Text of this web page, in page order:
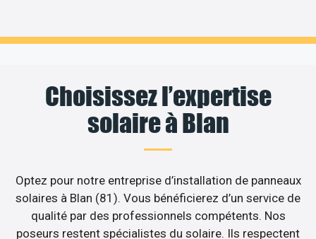
Choisissez l’expertise
solaire à Blan
Optez pour notre entreprise d’installation de panneaux
solaires à Blan (81). Vous bénéficierez d’un service de
qualité par des professionnels compétents. Nos
poseurs restent spécialistes du solaire. Ils respectent